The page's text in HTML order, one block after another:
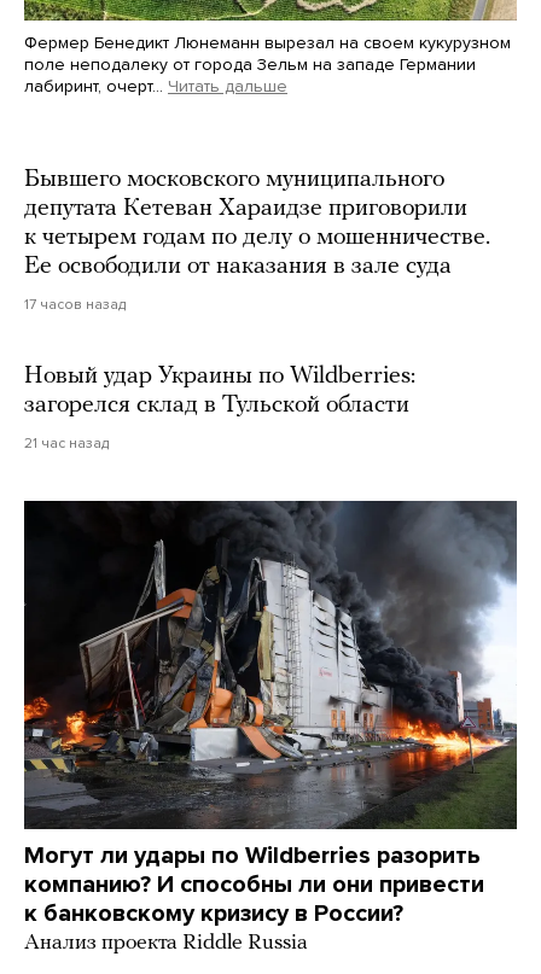
Фермер Бенедикт Люнеманн вырезал на своем кукурузном
поле неподалеку от города Зельм на западе Германии
лабиринт, очерт… Читать дальше
Бывшего московского муниципального
депутата Кетеван Хараидзе приговорили
к четырем годам по делу о мошенничестве.
Ее освободили от наказания в зале суда
17 часов назад
Новый удар Украины по Wildberries:
загорелся склад в Тульской области
21 час назад
Могут ли удары по Wildberries разорить
компанию? И способны ли они привести
к банковскому кризису в России?
Анализ проекта Riddle Russia